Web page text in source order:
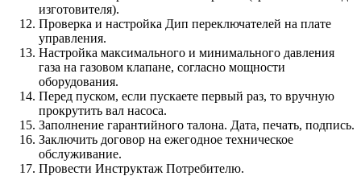
изготовителя).
Проверка и настройка Дип переключателей на плате
управления.
Настройка максимального и минимального давления
газа на газовом клапане, согласно мощности
оборудования.
Перед пуском, если пускаете первый раз, то вручную
прокрутить вал насоса.
Заполнение гарантийного талона. Дата, печать, подпись.
Заключить договор на ежегодное техническое
обслуживание.
Провести Инструктаж Потребителю.